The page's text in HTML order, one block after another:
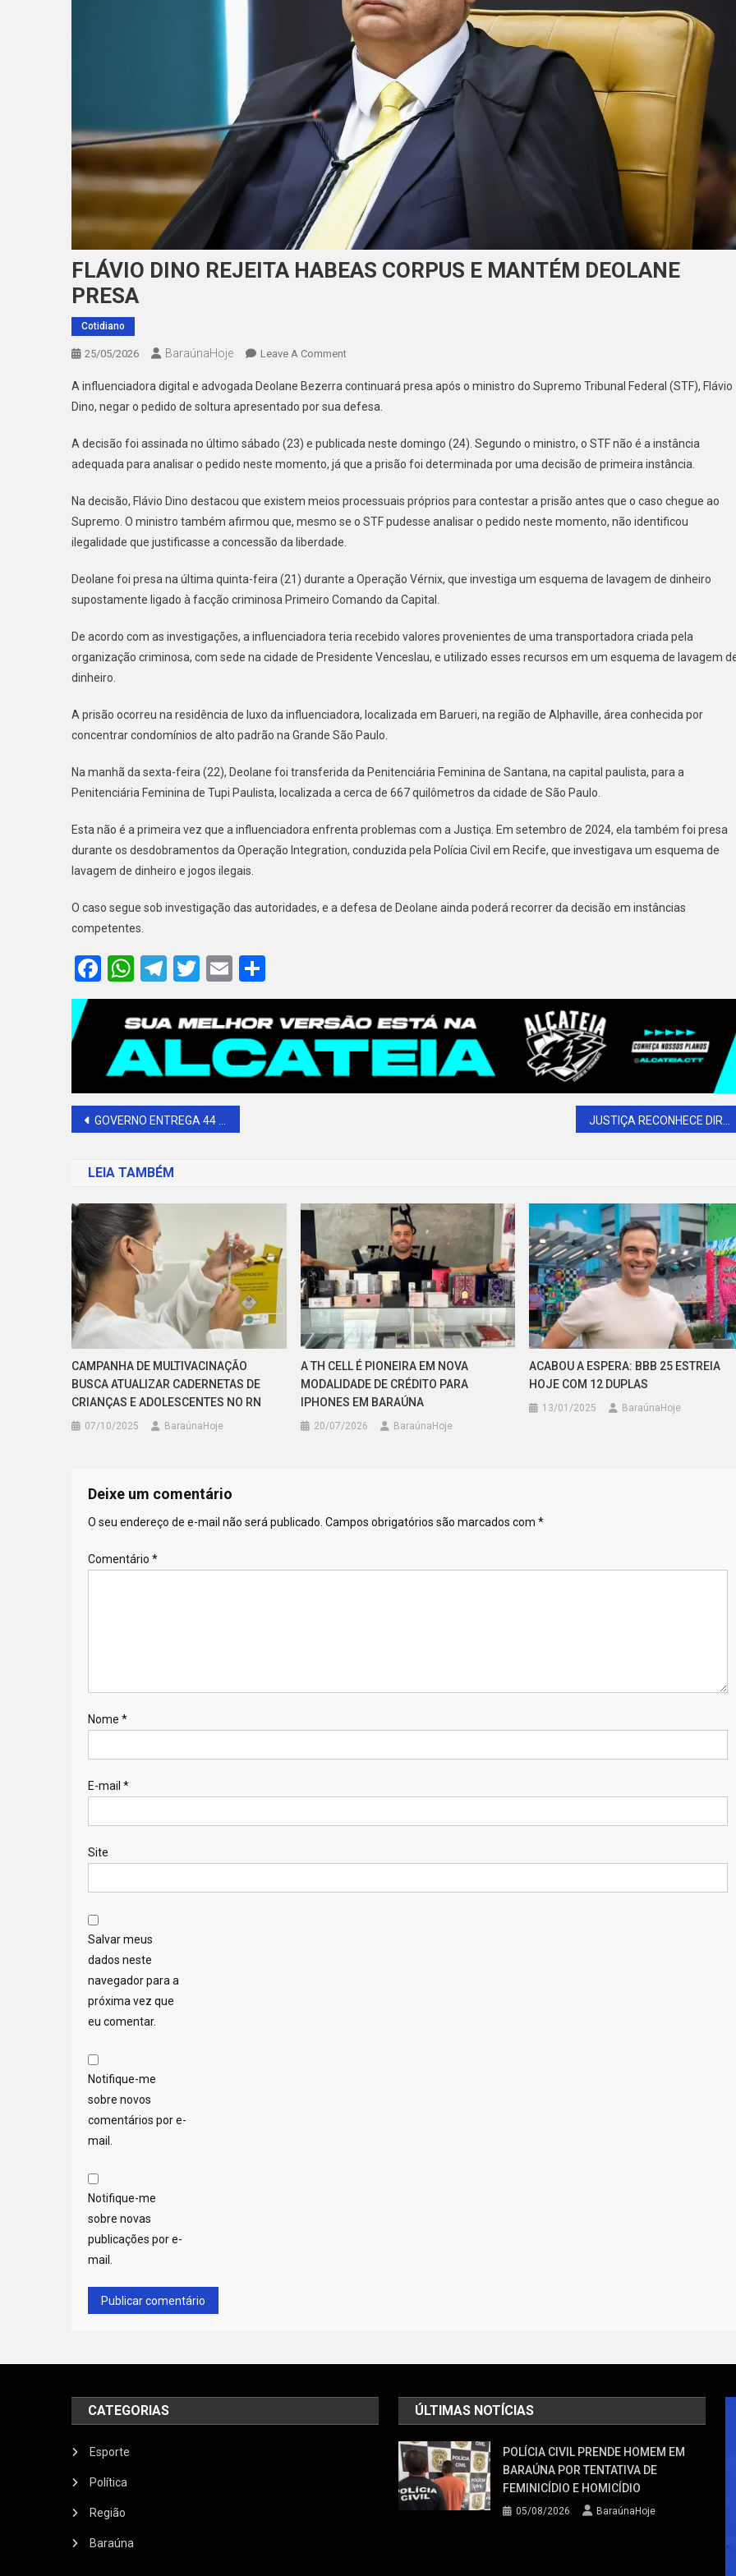
FLÁVIO DINO REJEITA HABEAS CORPUS E MANTÉM DEOLANE
PRESA
Cotidiano
25/05/2026 BaraúnaHoje Leave A CommentOn
DINO
REJEITA
CORPUS
E
DEOLANE
PRESA
A influenciadora digital e advogada Deolane Bezerra continuará presa após o ministro do Supremo Tribunal Federal (STF), Flávio
Dino, negar o pedido de soltura apresentado por sua defesa.
A decisão foi assinada no último sábado (23) e publicada neste domingo (24). Segundo o ministro, o STF não é a instância
adequada para analisar o pedido neste momento, já que a prisão foi determinada por uma decisão de primeira instância.
Na decisão, Flávio Dino destacou que existem meios processuais próprios para contestar a prisão antes que o caso chegue ao
Supremo. O ministro também afirmou que, mesmo se o STF pudesse analisar o pedido neste momento, não identificou
ilegalidade que justificasse a concessão da liberdade.
Deolane foi presa na última quinta-feira (21) durante a Operação Vérnix, que investiga um esquema de lavagem de dinheiro
supostamente ligado à facção criminosa Primeiro Comando da Capital.
De acordo com as investigações, a influenciadora teria recebido valores provenientes de uma transportadora criada pela
organização criminosa, com sede na cidade de Presidente Venceslau, e utilizado esses recursos em um esquema de lavagem
dinheiro.
A prisão ocorreu na residência de luxo da influenciadora, localizada em Barueri, na região de Alphaville, área conhecida por
concentrar condomínios de alto padrão na Grande São Paulo.
Na manhã da sexta-feira (22), Deolane foi transferida da Penitenciária Feminina de Santana, na capital paulista, para a
Penitenciária Feminina de Tupi Paulista, localizada a cerca de 667 quilômetros da cidade de São Paulo.
Esta não é a primeira vez que a influenciadora enfrenta problemas com a Justiça. Em setembro de 2024, ela também foi presa
durante os desdobramentos da Operação Integration, conduzida pela Polícia Civil em Recife, que investigava um esquema de
lavagem de dinheiro e jogos ilegais.
O caso segue sob investigação das autoridades, e a defesa de Deolane ainda poderá recorrer da decisão em instâncias
competentes.
Facebook
WhatsApp
Telegram
Twitter
Email
Navegação
Post
GOVERNO ENTREGA 44 VIATURAS BLINDADAS PARA REFORÇO DA SEGURANÇA NO RN
LEIA TAMBÉM
CAMPANHA DE MULTIVACINAÇÃO
BUSCA ATUALIZAR CADERNETAS DE
CRIANÇAS E ADOLESCENTES NO RN
07/10/2025 BaraúnaHoje
A TH CELL É PIONEIRA EM NOVA
MODALIDADE DE CRÉDITO PARA
IPHONES EM BARAÚNA
20/07/2026 BaraúnaHoje
ACABOU A ESPERA: BBB 25 ESTREIA
HOJE COM 12 DUPLAS
13/01/2025 BaraúnaHoje
Deixe um comentário
O seu endereço de e-mail não será publicado. Campos obrigatórios são marcados com *
Comentário *
Nome *
E-mail *
Site
Salvar meus
dados neste
navegador para a
próxima vez que
eu comentar.
Notifique-me
sobre novos
comentários por e-
mail.
Notifique-me
sobre novas
publicações por e-
mail.
CATEGORIAS
Esporte
Política
Região
Baraúna
ÚLTIMAS NOTÍCIAS
POLÍCIA CIVIL PRENDE HOMEM EM
BARAÚNA POR TENTATIVA DE
FEMINICÍDIO E HOMICÍDIO
05/08/2026 BaraúnaHoje